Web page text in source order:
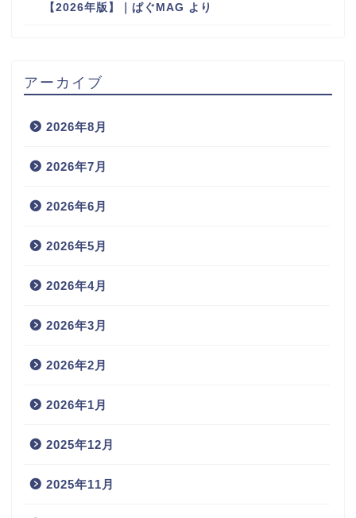
【2026年版】｜ぱぐMAG より
アーカイブ
2026年8月
2026年7月
2026年6月
2026年5月
2026年4月
2026年3月
2026年2月
2026年1月
2025年12月
2025年11月